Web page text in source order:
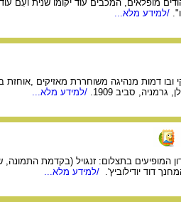
מופלאים, המכבים עוד יקומו שנית ועִם
/למידע מלא...
ובו דמות מנהיגה משוחררת מאזיקים ,אוחזת
סביב 1909.
/למידע מלא...
ציון באנגליה שהוקמה ב- 1891. בין חברי המועדון המופיעים בתצלום: זנגויל
דוד יודילוביץ'.
/למידע מלא...